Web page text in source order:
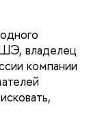
владелец
компании